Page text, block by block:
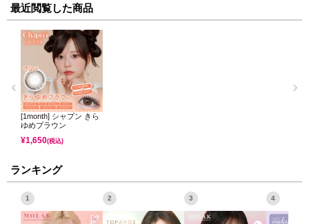
最近閲覧した商品
[1month] シャプン きら
ゆめブラウン
¥1,650(税込)
ランキング
1 2 3 4